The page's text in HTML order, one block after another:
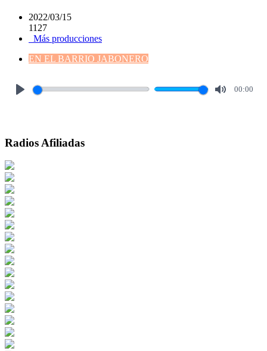
2022/03/15
1127
Más producciones
EN EL BARRIO JABONERO
00:00
Radios Afiliadas